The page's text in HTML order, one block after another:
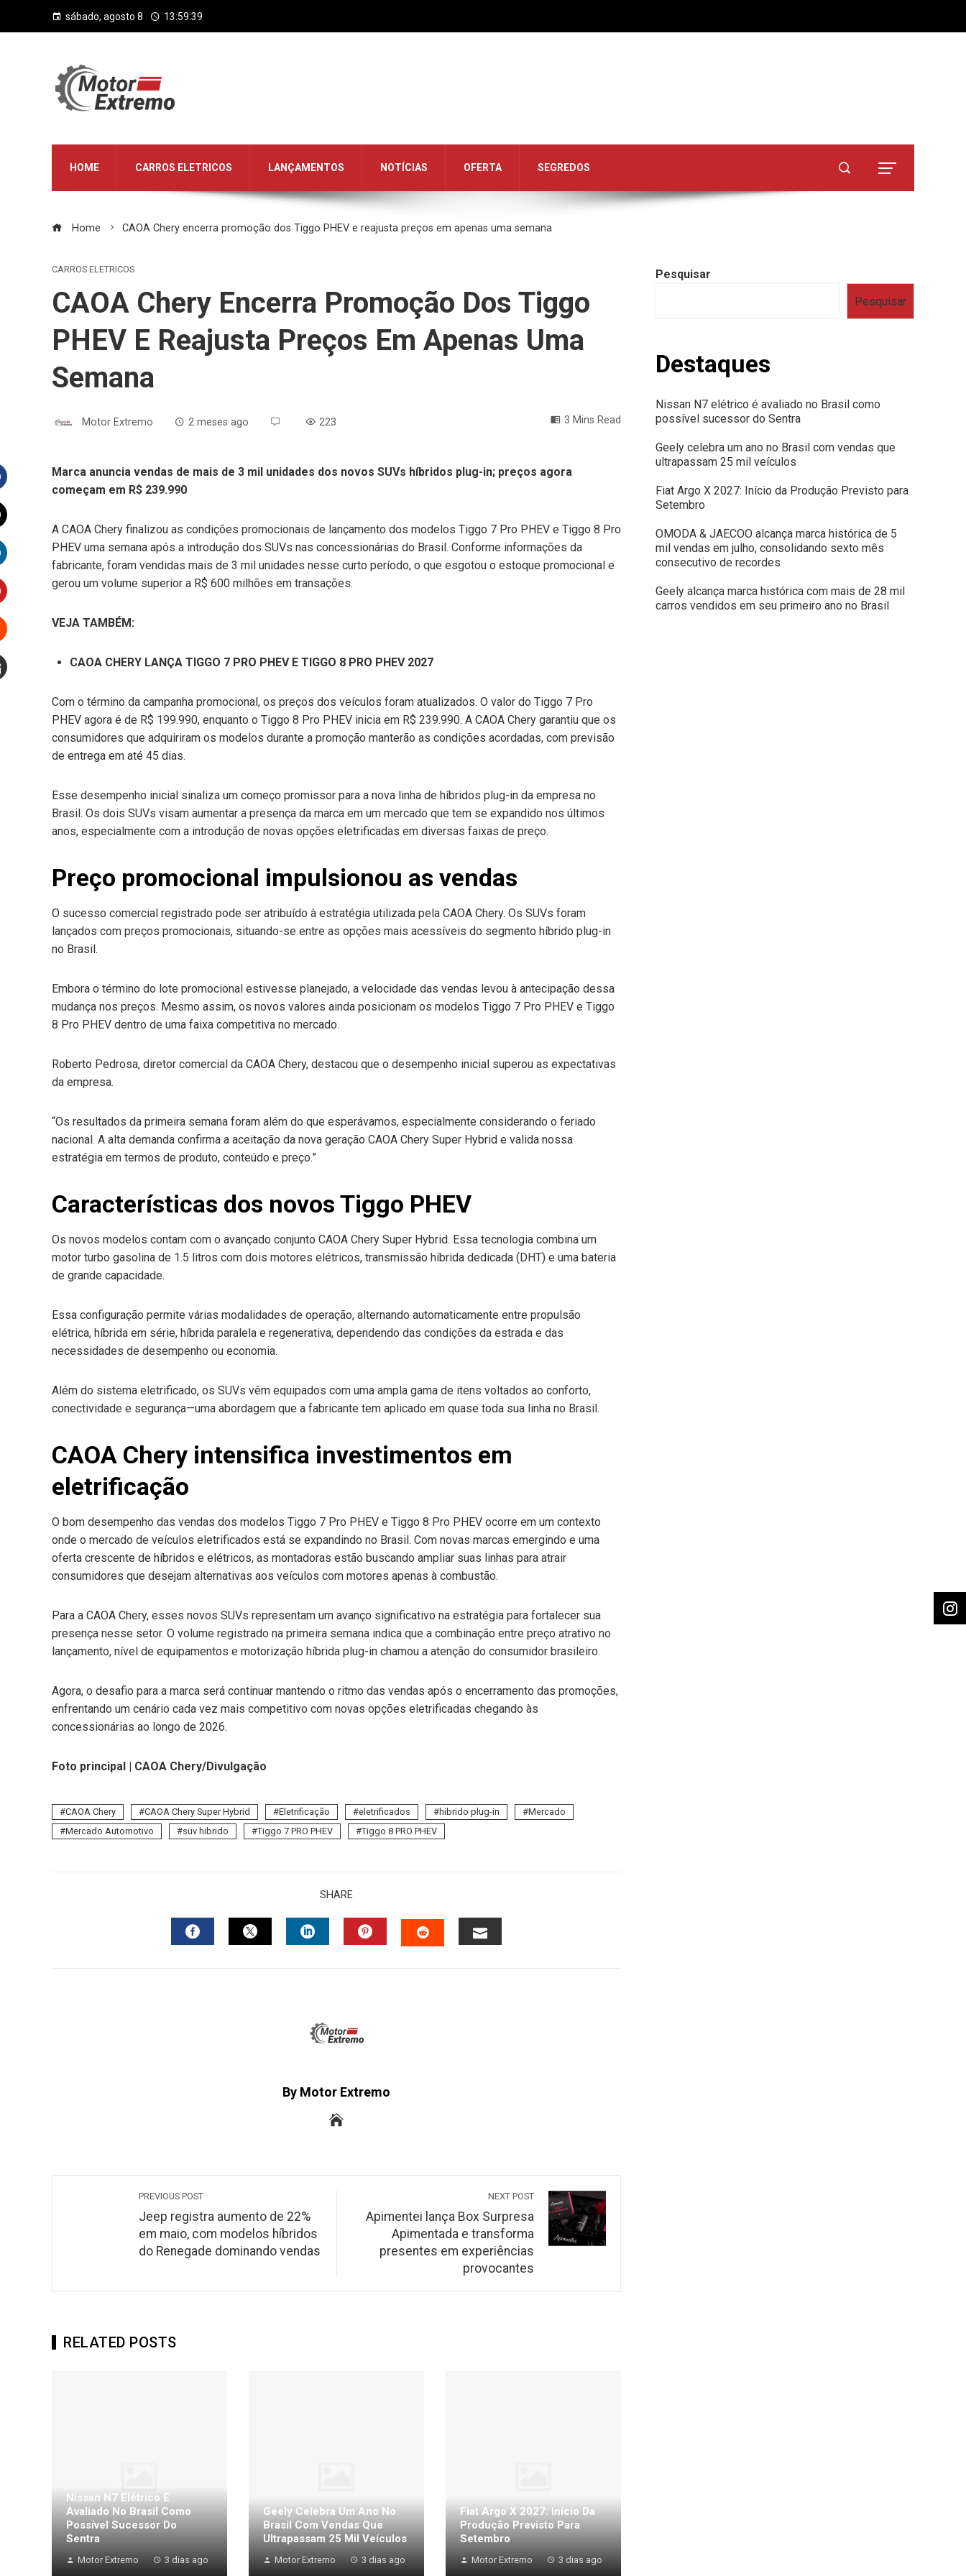
sábado, agosto 8 13:59:40
HOME CARROS ELETRICOS LANÇAMENTOS NOTÍCIAS OFERTA SEGREDOS
Home CAOA Chery encerra promoção dos Tiggo PHEV e reajusta preços em apenas uma semana
CARROS ELETRICOS
CAOA Chery Encerra Promoção Dos Tiggo
PHEV E Reajusta Preços Em Apenas Uma
Semana
Motor Extremo 2 meses ago 223 3 Mins Read
Marca anuncia vendas de mais de 3 mil unidades dos novos SUVs híbridos plug-in; preços agora
começam em R$ 239.990
A CAOA Chery finalizou as condições promocionais de lançamento dos modelos Tiggo 7 Pro PHEV e Tiggo 8 Pro
PHEV uma semana após a introdução dos SUVs nas concessionárias do Brasil. Conforme informações da
fabricante, foram vendidas mais de 3 mil unidades nesse curto período, o que esgotou o estoque promocional e
gerou um volume superior a R$ 600 milhões em transações.
VEJA TAMBÉM:
CAOA CHERY LANÇA TIGGO 7 PRO PHEV E TIGGO 8 PRO PHEV 2027
Com o término da campanha promocional, os preços dos veículos foram atualizados. O valor do Tiggo 7 Pro
PHEV agora é de R$ 199.990, enquanto o Tiggo 8 Pro PHEV inicia em R$ 239.990. A CAOA Chery garantiu que os
consumidores que adquiriram os modelos durante a promoção manterão as condições acordadas, com previsão
de entrega em até 45 dias.
Esse desempenho inicial sinaliza um começo promissor para a nova linha de híbridos plug-in da empresa no
Brasil. Os dois SUVs visam aumentar a presença da marca em um mercado que tem se expandido nos últimos
anos, especialmente com a introdução de novas opções eletrificadas em diversas faixas de preço.
Preço promocional impulsionou as vendas
O sucesso comercial registrado pode ser atribuído à estratégia utilizada pela CAOA Chery. Os SUVs foram
lançados com preços promocionais, situando-se entre as opções mais acessíveis do segmento híbrido plug-in
no Brasil.
Embora o término do lote promocional estivesse planejado, a velocidade das vendas levou à antecipação dessa
mudança nos preços. Mesmo assim, os novos valores ainda posicionam os modelos Tiggo 7 Pro PHEV e Tiggo
8 Pro PHEV dentro de uma faixa competitiva no mercado.
Roberto Pedrosa, diretor comercial da CAOA Chery, destacou que o desempenho inicial superou as expectativas
da empresa.
“Os resultados da primeira semana foram além do que esperávamos, especialmente considerando o feriado
nacional. A alta demanda confirma a aceitação da nova geração CAOA Chery Super Hybrid e valida nossa
estratégia em termos de produto, conteúdo e preço.”
Características dos novos Tiggo PHEV
Os novos modelos contam com o avançado conjunto CAOA Chery Super Hybrid. Essa tecnologia combina um
motor turbo gasolina de 1.5 litros com dois motores elétricos, transmissão híbrida dedicada (DHT) e uma bateria
de grande capacidade.
Essa configuração permite várias modalidades de operação, alternando automaticamente entre propulsão
elétrica, híbrida em série, híbrida paralela e regenerativa, dependendo das condições da estrada e das
necessidades de desempenho ou economia.
Além do sistema eletrificado, os SUVs vêm equipados com uma ampla gama de itens voltados ao conforto,
conectividade e segurança—uma abordagem que a fabricante tem aplicado em quase toda sua linha no Brasil.
CAOA Chery intensifica investimentos em
eletrificação
O bom desempenho das vendas dos modelos Tiggo 7 Pro PHEV e Tiggo 8 Pro PHEV ocorre em um contexto
onde o mercado de veículos eletrificados está se expandindo no Brasil. Com novas marcas emergindo e uma
oferta crescente de híbridos e elétricos, as montadoras estão buscando ampliar suas linhas para atrair
consumidores que desejam alternativas aos veículos com motores apenas à combustão.
Para a CAOA Chery, esses novos SUVs representam um avanço significativo na estratégia para fortalecer sua
presença nesse setor. O volume registrado na primeira semana indica que a combinação entre preço atrativo no
lançamento, nível de equipamentos e motorização híbrida plug-in chamou a atenção do consumidor brasileiro.
Agora, o desafio para a marca será continuar mantendo o ritmo das vendas após o encerramento das promoções,
enfrentando um cenário cada vez mais competitivo com novas opções eletrificadas chegando às
concessionárias ao longo de 2026.
Foto principal | CAOA Chery/Divulgação
CAOA Chery CAOA Chery Super Hybrid Eletrificação eletrificados hibrido plug-in
Mercado
Mercado Automotivo
suv hibrido Tiggo 7 PRO PHEV Tiggo 8 PRO PHEV
SHARE
By Motor Extremo
PREVIOUS POST
Jeep registra aumento de 22%
em maio, com modelos híbridos
do Renegade dominando vendas
NEXT POST
Apimentei lança Box Surpresa
Apimentada e transforma
presentes em experiências
provocantes
RELATED POSTS
Nissan N7 Elétrico É
Avaliado No Brasil Como
Possível Sucessor Do
Sentra
Motor Extremo 3 dias ago
Geely Celebra Um Ano No
Brasil Com Vendas Que
Ultrapassam 25 Mil Veículos
Motor Extremo 3 dias ago
Fiat Argo X 2027: Início Da
Produção Previsto Para
Setembro
Motor Extremo 3 dias ago
Pesquisar
Pesquisar
Destaques
Nissan N7 elétrico é avaliado no Brasil como
possível sucessor do Sentra
Geely celebra um ano no Brasil com vendas que
ultrapassam 25 mil veículos
Fiat Argo X 2027: Início da Produção Previsto para
Setembro
OMODA & JAECOO alcança marca histórica de 5
mil vendas em julho, consolidando sexto mês
consecutivo de recordes
Geely alcança marca histórica com mais de 28 mil
carros vendidos em seu primeiro ano no Brasil